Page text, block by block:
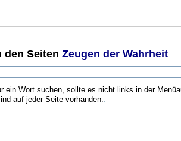
den Seiten Zeugen der Wahrheit
ein Wort suchen, sollte es nicht links in der
auf jeder Seite vorhanden.